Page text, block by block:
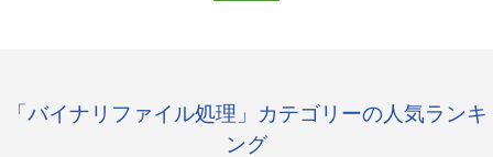
「バイナリファイル処理」カテゴリーの人気ランキ
ング